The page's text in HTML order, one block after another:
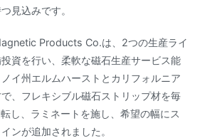
見込みです。
Products Co.は、2つの生産ライ
資を行い、柔軟な磁石生産サービス能
イ州エルムハーストとカリフォルニア
、フレキシブル磁石ストリップ材を毎
し、ラミネートを施し、希望の幅にス
ンが追加されました。